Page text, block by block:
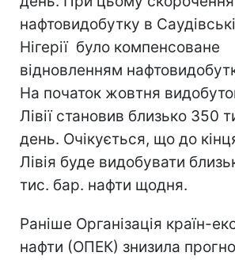
нафтовидобутку в
Нігерії було компенсоване
відновленням
На початок жовтня
Лівії становив близько 350
день. Очікується, що до
Лівія буде видобувати
тис. бар. нафти щодня.
Раніше Організація країн-
нафти (ОПЕК) знизила